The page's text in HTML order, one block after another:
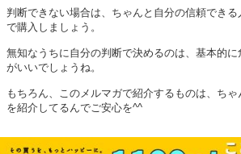
判断できない場合は、ちゃんと自分の信頼でき
で購入しましょう。
無知なうちに自分の判断で決めるのは、基本的
がいいでしょうね。
もちろん、このメルマガで紹介するものは、ち
を紹介してるんでご安心を^^